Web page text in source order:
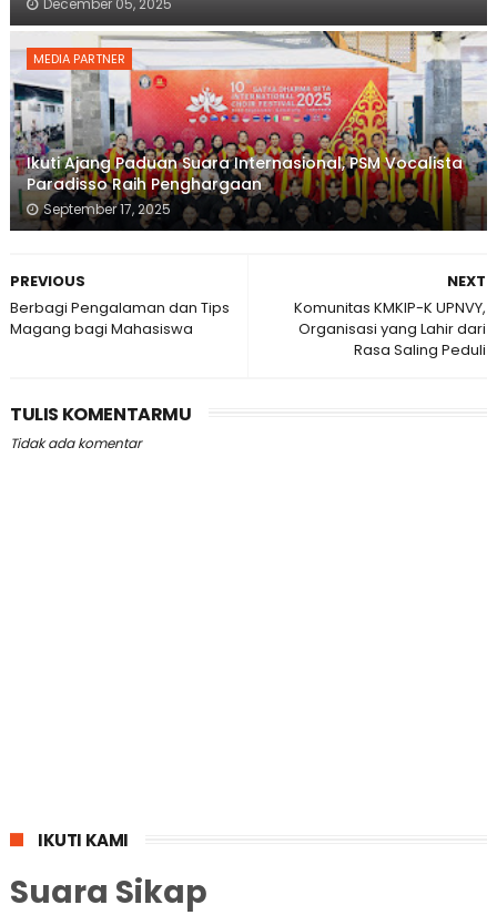
MEDIA PARTNER
Ikuti Ajang Paduan Suara Internasional, PSM Vocalista
Paradisso Raih Penghargaan
September 17, 2025
NEXT
Komunitas KMKIP-K UPNVY,
Organisasi yang Lahir dari
Rasa Saling Peduli
PREVIOUS
Berbagi Pengalaman dan Tips
Magang bagi Mahasiswa
TULIS KOMENTARMU
Tidak ada komentar
IKUTI KAMI
Suara Sikap